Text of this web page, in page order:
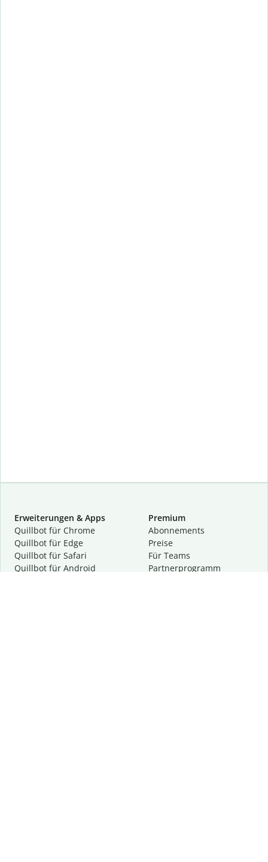
Erweiterungen & Apps
Quillbot für Chrome
Quillbot für Edge
Quillbot für Safari
Quillbot für Android
Premium
Abon­ne­ments
Preise
Für Teams
Partnerprogramm